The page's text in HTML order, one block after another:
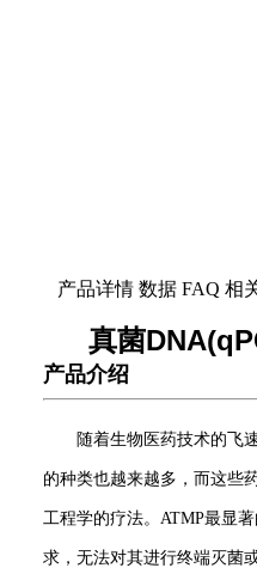
产品详情 数据 FAQ 相
真菌
产品介绍
随着生物医药技术的飞
的种类也越来越多，而这些
工程学的疗法。ATMP最显
求，无法对其进行终端灭菌